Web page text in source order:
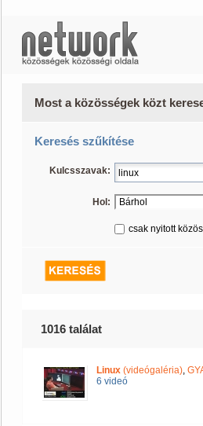
Most a közösségek közt
Keresés szűkítése
Kulcsszavak:
Hol:
csak nyitott
1016 találat
Linux (videógaléria),
6 videó